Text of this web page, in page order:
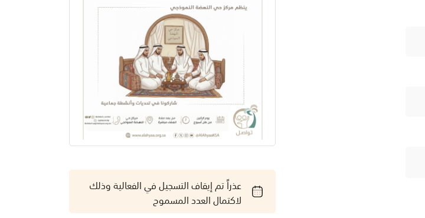
عذراً تم إيقاف التسجيل في الفعالية وذلك
لاكتمال العدد المسموح